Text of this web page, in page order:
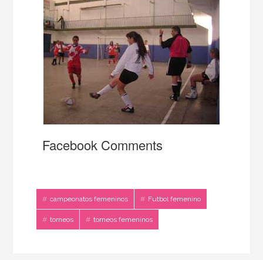
Facebook Comments
campeonatos femeninos Futbol femenino
torneos torneos femeninos